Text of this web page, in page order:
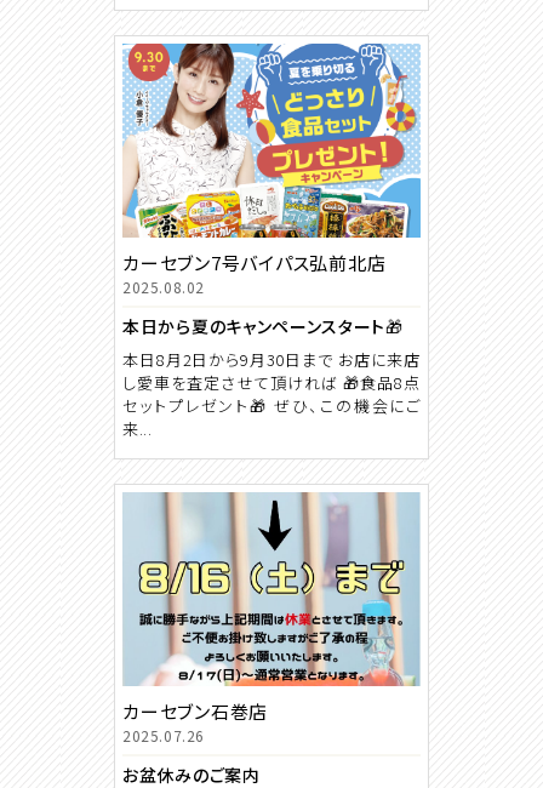
カーセブン7号バイパス弘前北店
2025.08.02
本日から夏のキャンペーンスタート🎁
本日8月2日から9月30日まで お店に来店
し愛車を査定させて頂ければ 🎁食品8点
セットプレゼント🎁 ぜひ、この機会にご
来...
カーセブン石巻店
2025.07.26
お盆休みのご案内